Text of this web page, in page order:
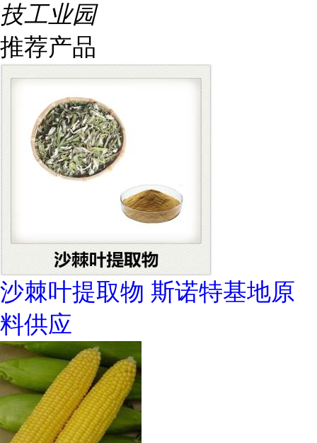
技工业园
推荐产品
沙棘叶提取物 斯诺特基地原
料供应